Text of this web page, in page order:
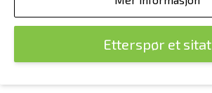
Etterspør et sitat